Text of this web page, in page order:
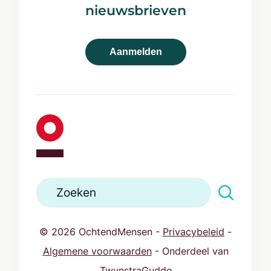
nieuwsbrieven
Aanmelden
© 2026 OchtendMensen - Privacybeleid -
Algemene voorwaarden- Onderdeel van